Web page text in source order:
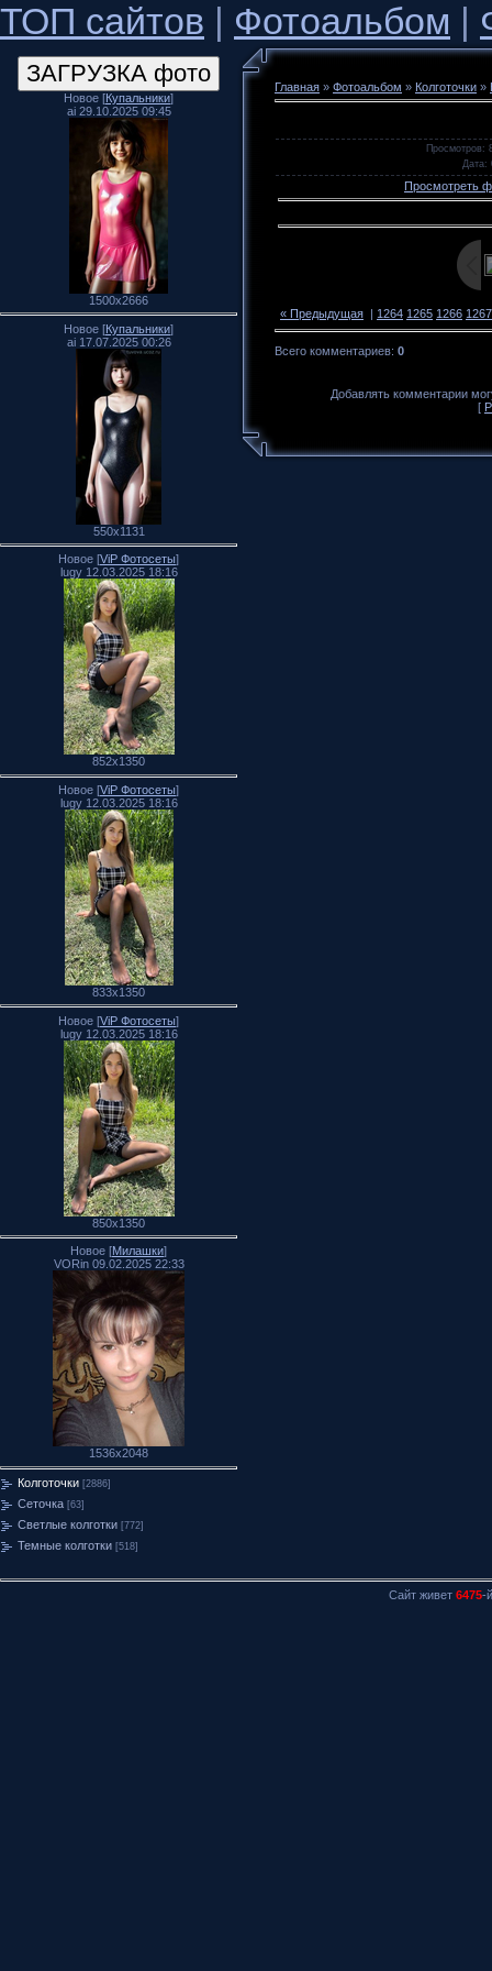
ТОП сайтов | Фотоальбом |
Новое [Купальники]
ai 29.10.2025 09:45
1500x2666
Новое [Купальники]
ai 17.07.2025 00:26
550x1131
Новое [ViP Фотосеты]
lugy 12.03.2025 18:16
852x1350
Новое [ViP Фотосеты]
lugy 12.03.2025 18:16
833x1350
Новое [ViP Фотосеты]
lugy 12.03.2025 18:16
850x1350
Новое [Милашки]
VORin 09.02.2025 22:33
1536x2048
Колготочки [2886]
Сеточка [63]
Светлые колготки [772]
Темные колготки [518]
Главная » Фотоальбом » Колготочки »
Просмотров:
Дата:
Просмотреть
« Предыдущая | 1264 1265 1266 1267
Всего комментариев: 0
Добавлять комментарии
[
Сайт живет 6475-